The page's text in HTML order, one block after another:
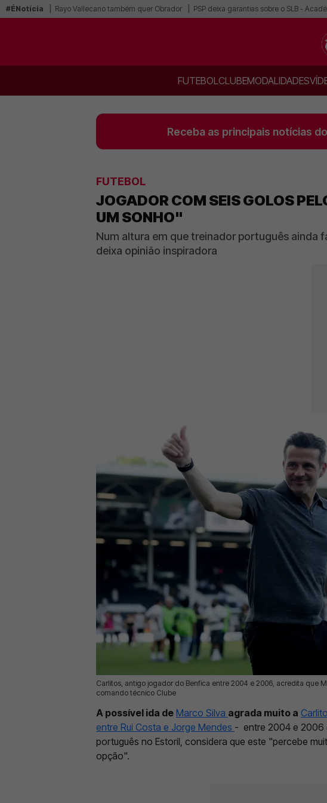
#ÉNotícia Rayo Vallecano também quer Obrador PSP deixa garantias sobre o SLB -
FUTEBOLCLUBEMODALIDADES
Receba as principais notícias
FUTEBOL
JOGADOR COM SEIS GOLOS
UM SONHO"
Num altura em que treinador português ainda
deixa opinião inspiradora
Carlitos, antigo jogador do Benfica entre 2004 e 2006, acredita que
comando técnico Clube
01 Jun 2026 | 10:30 | 0
A possível ida de Marco Silva agrada muito a
entre Rui Costa e Jorge Mendes - entre 2004 e 2006
português no Estoril, considera que este "percebe
opção".